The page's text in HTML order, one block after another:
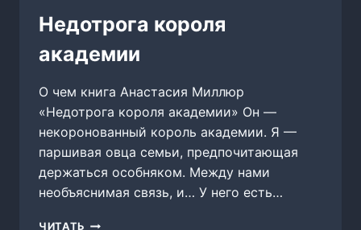
Недотрога короля
академии
О чем книга Анастасия Миллюр
«Недотрога короля академии» Он —
некоронованный король академии. Я —
паршивая овца семьи, предпочитающая
держаться особняком. Между нами
необъяснимая связь, и… У него есть…
ЧИТАТЬ НЕДОТРОГА